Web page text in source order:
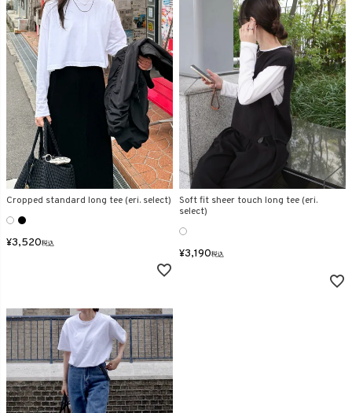
Cropped standard long tee (eri. select)
¥3,520税込
Soft fit sheer touch long tee (eri.
select)
¥3,190税込